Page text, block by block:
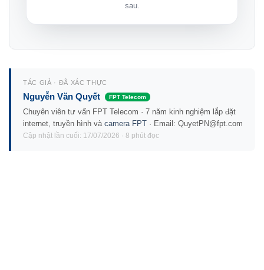
sau.
TÁC GIẢ · ĐÃ XÁC THỰC
Nguyễn Văn Quyết FPT Telecom
Chuyên viên tư vấn FPT Telecom · 7 năm kinh nghiệm lắp đặt
internet, truyền hình và camera FPT · Email: QuyetPN@fpt.com
Cập nhật lần cuối: 17/07/2026 · 8 phút đọc